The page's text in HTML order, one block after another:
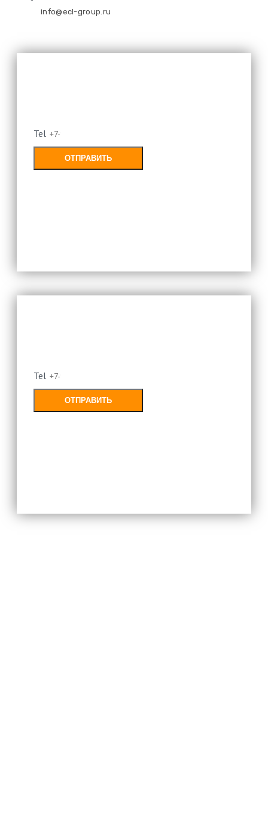
info@ecl-group.ru
Tel
ОТПРАВИТЬ
Tel
ОТПРАВИТЬ